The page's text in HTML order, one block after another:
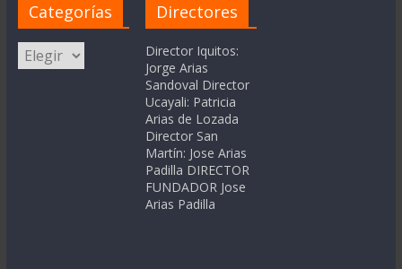
Categorías
Categorías
Directores
Director Iquitos:
Jorge Arias
Sandoval Director
Ucayali: Patricia
Arias de Lozada
Director San
Martín: Jose Arias
Padilla DIRECTOR
FUNDADOR Jose
Arias Padilla